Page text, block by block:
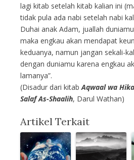
lagi kitab setelah kitab kalian ini
tidak pula ada nabi setelah nabi
Duhai anak Adam, juallah
maka engkau akan mendapat
keduanya, namun jangan sekali-
dengan duniamu karena engkau
lamanya”.
(Disadur dari kitabAqwaal wa
Salaf As-Shaalih, Darul Wathan)
Artikel Terkait